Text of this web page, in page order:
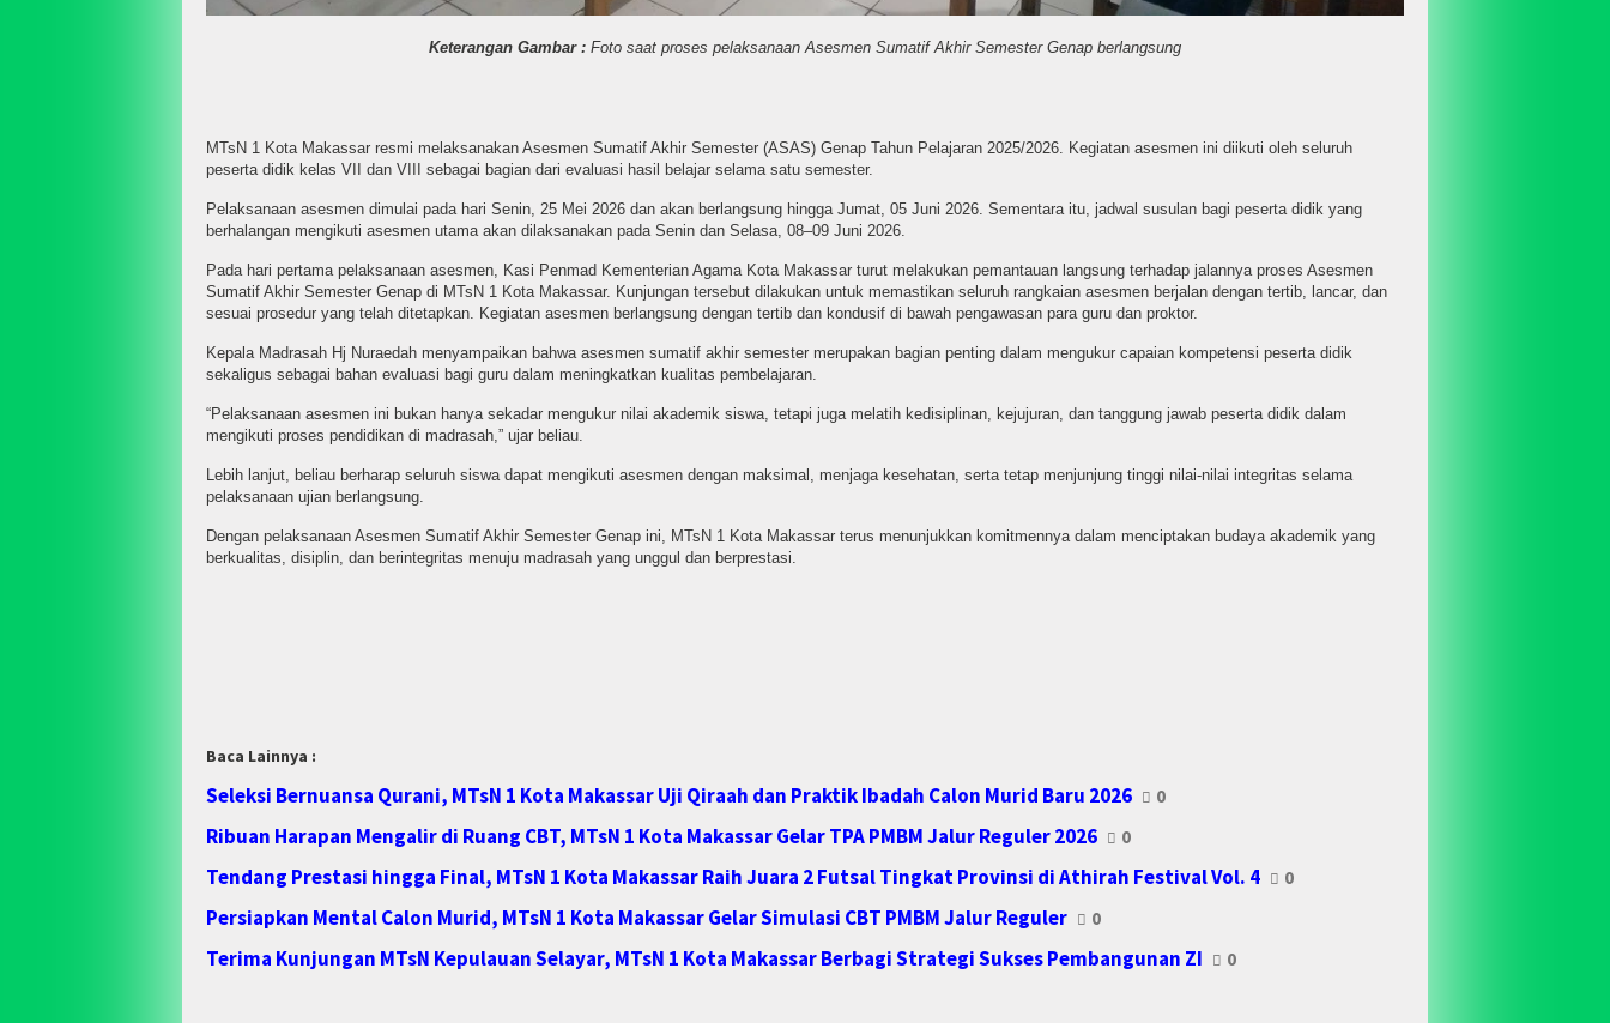
Keterangan Gambar : Foto saat proses pelaksanaan Asesmen Sumatif Akhir Semester Genap berlangsung
MTsN 1 Kota Makassar resmi melaksanakan Asesmen Sumatif Akhir Semester (ASAS) Genap Tahun Pelajaran 2025/2026. Kegiatan asesmen ini diikuti oleh seluruh
peserta didik kelas VII dan VIII sebagai bagian dari evaluasi hasil belajar selama satu semester.
Pelaksanaan asesmen dimulai pada hari Senin, 25 Mei 2026 dan akan berlangsung hingga Jumat, 05 Juni 2026. Sementara itu, jadwal susulan bagi peserta didik yang
berhalangan mengikuti asesmen utama akan dilaksanakan pada Senin dan Selasa, 08–09 Juni 2026.
Pada hari pertama pelaksanaan asesmen, Kasi Penmad Kementerian Agama Kota Makassar turut melakukan pemantauan langsung terhadap jalannya proses Asesmen
Sumatif Akhir Semester Genap di MTsN 1 Kota Makassar. Kunjungan tersebut dilakukan untuk memastikan seluruh rangkaian asesmen berjalan dengan tertib, lancar, dan
sesuai prosedur yang telah ditetapkan. Kegiatan asesmen berlangsung dengan tertib dan kondusif di bawah pengawasan para guru dan proktor.
Kepala Madrasah Hj Nuraedah menyampaikan bahwa asesmen sumatif akhir semester merupakan bagian penting dalam mengukur capaian kompetensi peserta didik
sekaligus sebagai bahan evaluasi bagi guru dalam meningkatkan kualitas pembelajaran.
“Pelaksanaan asesmen ini bukan hanya sekadar mengukur nilai akademik siswa, tetapi juga melatih kedisiplinan, kejujuran, dan tanggung jawab peserta didik dalam
mengikuti proses pendidikan di madrasah,” ujar beliau.
Lebih lanjut, beliau berharap seluruh siswa dapat mengikuti asesmen dengan maksimal, menjaga kesehatan, serta tetap menjunjung tinggi nilai-nilai integritas selama
pelaksanaan ujian berlangsung.
Dengan pelaksanaan Asesmen Sumatif Akhir Semester Genap ini, MTsN 1 Kota Makassar terus menunjukkan komitmennya dalam menciptakan budaya akademik yang
berkualitas, disiplin, dan berintegritas menuju madrasah yang unggul dan berprestasi.
Baca Lainnya :
Seleksi Bernuansa Qurani, MTsN 1 Kota Makassar Uji Qiraah dan Praktik Ibadah Calon Murid Baru 2026 0
Ribuan Harapan Mengalir di Ruang CBT, MTsN 1 Kota Makassar Gelar TPA PMBM Jalur Reguler 2026 0
Tendang Prestasi hingga Final, MTsN 1 Kota Makassar Raih Juara 2 Futsal Tingkat Provinsi di Athirah Festival Vol. 4 0
Persiapkan Mental Calon Murid, MTsN 1 Kota Makassar Gelar Simulasi CBT PMBM Jalur Reguler 0
Terima Kunjungan MTsN Kepulauan Selayar, MTsN 1 Kota Makassar Berbagi Strategi Sukses Pembangunan ZI 0